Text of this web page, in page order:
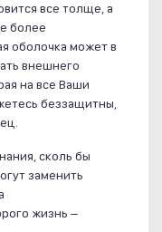
все толще, а
более
оболочка может в
внешнего
на все Ваши
беззащитны,
сколь бы
заменить
жизнь –